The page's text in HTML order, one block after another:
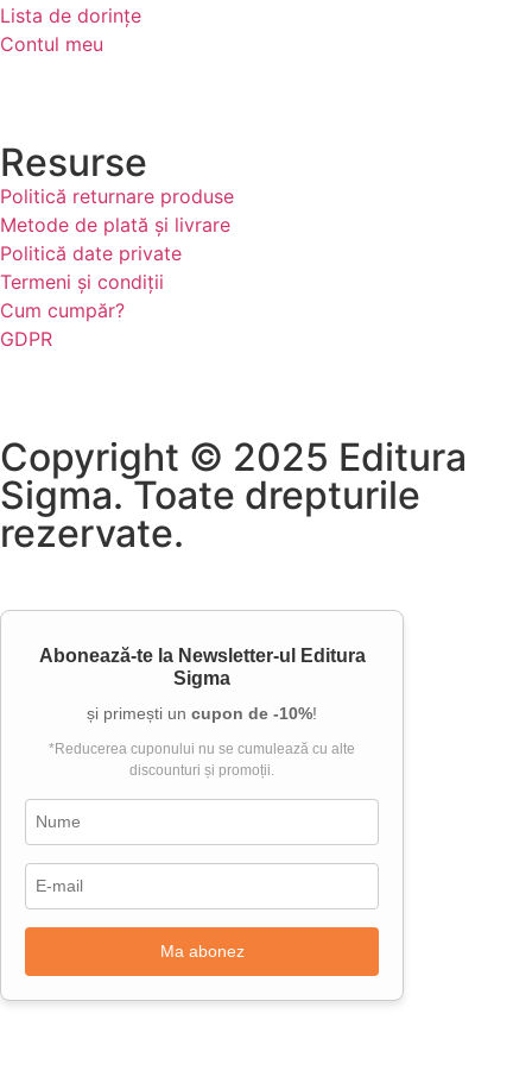
Lista de dorințe
Contul meu
Resurse
Politică returnare produse
Metode de plată și livrare
Politică date private
Termeni și condiții
Cum cumpăr?
GDPR
Copyright © 2025 Editura
Sigma. Toate drepturile
rezervate.
Abonează-te la Newsletter-ul Editura
Sigma
și primești un cupon de -10%!
*Reducerea cuponului nu se cumulează cu alte
discounturi și promoții.
Ma abonez